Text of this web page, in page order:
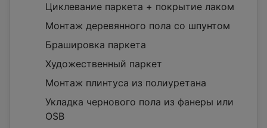
Циклевание паркета + покрытие лаком
Монтаж деревянного пола со шпунтом
Брашировка паркета
Художественный паркет
Монтаж плинтуса из полиуретана
Укладка чернового пола из фанеры или
OSB